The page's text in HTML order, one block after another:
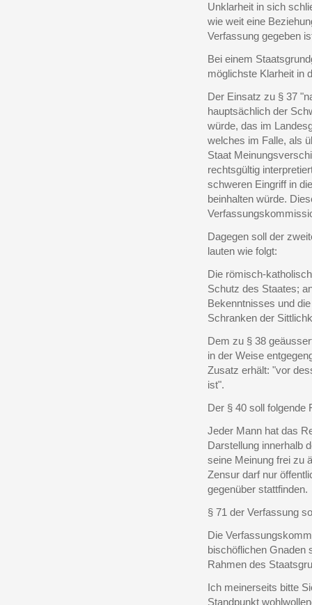
Unklarheit in sich
wie weit eine
Verfassung gegeben
Bei einem
möglichste Klarheit in
Der Einsatz zu § 37
hauptsächlich der
würde, das im
welches im Falle, als
Staat
rechtsgültig
schweren Eingriff in
beinhalten würde.
Dagegen soll der
lauten wie folgt:
Die römisch-
Schutz des Staates;
Bekenntnisses und
Schranken der
Dem zu § 38
in der Weise
Zusatz erhält: "vor
ist".
Der § 40 soll folgende
Jeder Mann hat das
Darstellung innerhalb
seine Meinung frei zu
Zensur darf nur
gegenüber stattfinden.
§ 71 der Verfassung
Die
bischöflichen Gnaden
Rahmen des
Ich meinerseits bitte
Standpunkt